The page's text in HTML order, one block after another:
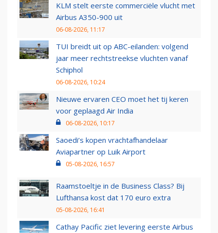
KLM stelt eerste commerciële vlucht met
Airbus A350-900 uit
06-08-2026, 11:17
TUI breidt uit op ABC-eilanden: volgend
jaar meer rechtstreekse vluchten vanaf
Schiphol
06-08-2026, 10:24
Nieuwe ervaren CEO moet het tij keren
voor geplaagd Air India
06-08-2026, 10:17
Saoedi’s kopen vrachtafhandelaar
Aviapartner op Luik Airport
05-08-2026, 16:57
Raamstoeltje in de Business Class? Bij
Lufthansa kost dat 170 euro extra
05-08-2026, 16:41
Cathay Pacific ziet levering eerste Airbus